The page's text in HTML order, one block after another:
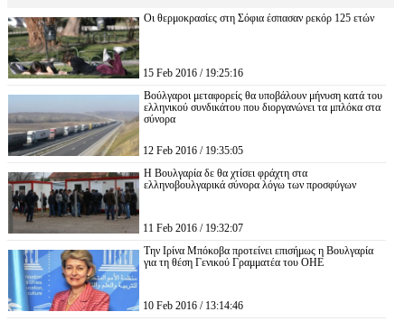
Οι θερμοκρασίες στη Σόφια έσπασαν ρεκόρ 125 ετών
15 Feb 2016 / 19:25:16
Βούλγαροι μεταφορείς θα υποβάλουν μήνυση κατά του
ελληνικού συνδικάτου που διοργανώνει τα μπλόκα στα
σύνορα
12 Feb 2016 / 19:35:05
Η Βουλγαρία δε θα χτίσει φράχτη στα
ελληνοβουλγαρικά σύνορα λόγω των προσφύγων
11 Feb 2016 / 19:32:07
Την Ιρίνα Μπόκοβα προτείνει επισήμως η Βουλγαρία
για τη θέση Γενικού Γραμματέα του ΟΗΕ
10 Feb 2016 / 13:14:46